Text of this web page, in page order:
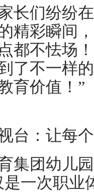
们纷纷在
精彩瞬间
都不怯场
了不一样
育价值！”
台：让每
团幼儿园
是一次职业